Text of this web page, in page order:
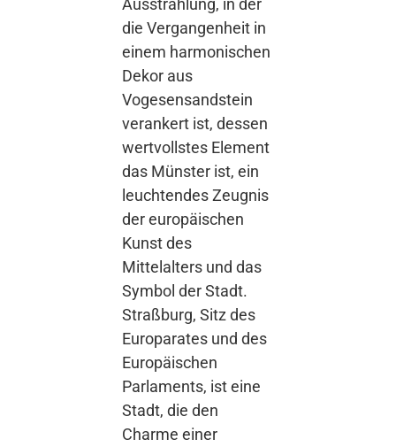
Ausstrahlung, in der
die Vergangenheit in
einem harmonischen
Dekor aus
Vogesensandstein
verankert ist, dessen
wertvollstes Element
das Münster ist, ein
leuchtendes Zeugnis
der europäischen
Kunst des
Mittelalters und das
Symbol der Stadt.
Straßburg, Sitz des
Europarates und des
Europäischen
Parlaments, ist eine
Stadt, die den
Charme einer